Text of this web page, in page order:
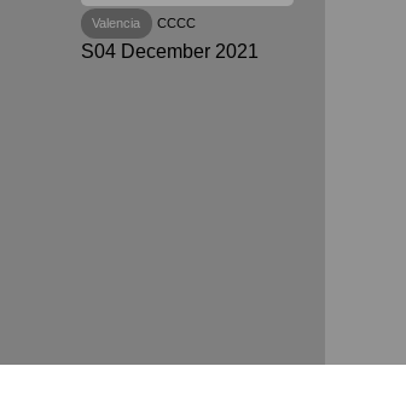
Valencia CCCC
S04 December 2021